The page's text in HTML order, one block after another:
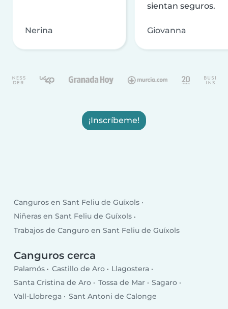
Nerina
sientan seguros.
Giovanna
¡Inscríbeme!
Canguros en Sant Feliu de Guíxols
Niñeras en Sant Feliu de Guíxols
Trabajos de Canguro en Sant Feliu de Guíxols
Canguros cerca
Palamós Castillo de Aro
Llagostera
Santa Cristina de Aro
Tossa de Mar
Sagaro
Vall-Llobrega
Sant Antoni de Calonge